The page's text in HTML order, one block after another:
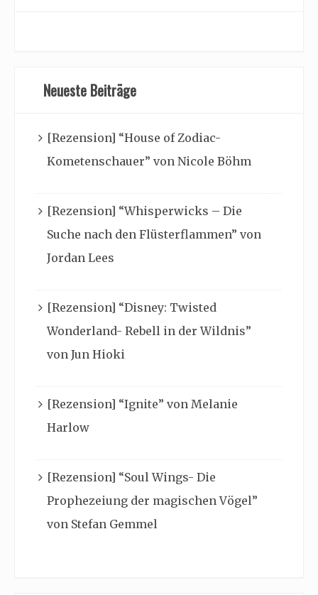
Neueste Beiträge
[Rezension] “House of Zodiac-
Kometenschauer” von Nicole Böhm
[Rezension] “Whisperwicks – Die
Suche nach den Flüsterflammen” von
Jordan Lees
[Rezension] “Disney: Twisted
Wonderland- Rebell in der Wildnis”
von Jun Hioki
[Rezension] “Ignite” von Melanie
Harlow
[Rezension] “Soul Wings- Die
Prophezeiung der magischen Vögel”
von Stefan Gemmel